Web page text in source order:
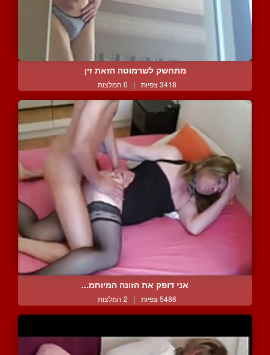
מתחשק לשרמוטה הזאת זין
3418 צפיות | 0 המלצות
אני דופק את הזונה המיוחמ...
5486 צפיות | 2 המלצות